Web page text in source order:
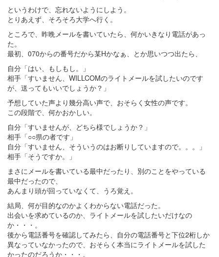
というわけで、忘れないようにしよう。
とりあえず、そろそろ大学へ行く。
ところで、昨晩メールを書いていたら、何かいきなり電話があっ
た。
最初、070からの番号だから某Hかなぁ、とか思いつつ出たら、
自分「はい、もしもし。」
相手「すいません、WILLCOMのライトメールを試したいのです
が、送ってもいいでしょうか？」
予想していた声より幾分高い声で、おそらく女性の声です。
この段階で、何かおかしい。
自分「すいませんが、どちら様でしょうか？」
相手「○○県の者です」
自分「すいません、そういうのはお断りしていますので。。。」
相手「そうですか。」
まさにメールを書いている最中だったり、別のことをやっている
最中だったので、
あんまり頭が回っていなくて、うろ覚え。
結局、何が目的なのかよくわからない電話だった。
出会いを求めているのか、ライトメールを試したいだけなの
か・・・。
後から電話番号を確認してみたら、自分の電話番号と下位2桁しか
異なっていなかったので、おそらく本当にライトメールを試した
かったのだろうか・・・。